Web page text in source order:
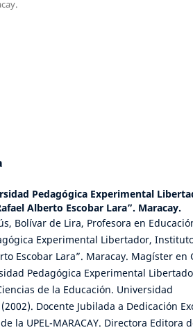
Pedagógica Experimental
Alberto Escobar Lara”. Maracay.
Bolívar de Lira, Profesora en
Experimental Libertador,
Escobar Lara”. Maracay. Magíster en
Pedagógica Experimental
de la Educación. Universidad
Docente Jubilada a Dedicación
la UPEL-MARACAY. Directora Editora